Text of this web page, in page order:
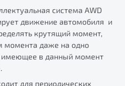
система AWD
движение автомобиля и
крутящий момент,
момента даже на одно
имеющее в данный момент
для периодических